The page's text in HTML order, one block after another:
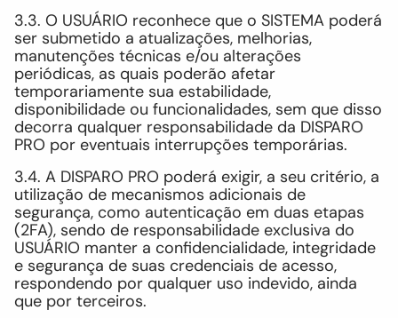
3.3. O USUÁRIO reconhece que o SISTEMA poderá
ser submetido a atualizações, melhorias,
manutenções técnicas e/ou alterações
periódicas, as quais poderão afetar
temporariamente sua estabilidade,
disponibilidade ou funcionalidades, sem que disso
decorra qualquer responsabilidade da DISPARO
PRO por eventuais interrupções temporárias.
3.4. A DISPARO PRO poderá exigir, a seu critério, a
utilização de mecanismos adicionais de
segurança, como autenticação em duas etapas
(2FA), sendo de responsabilidade exclusiva do
USUÁRIO manter a confidencialidade, integridade
e segurança de suas credenciais de acesso,
respondendo por qualquer uso indevido, ainda
que por terceiros.